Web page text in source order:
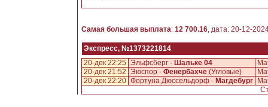
Самая большая выплата: 12 700.16, дата: 20-12-
Экспресс, №1373221814
20-дек 22:25 Эльфсберг - Шальке 04
20-дек 21:52 Эюспор - Фенербахче (Угловые)
20-дек 22:20 Фортуна Дюссельдорф - Магдебург